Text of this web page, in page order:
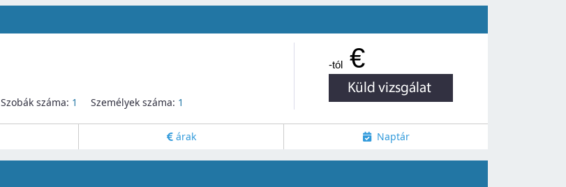
Szobák száma: 1 Személyek száma: 1
-tól €
árak Naptár